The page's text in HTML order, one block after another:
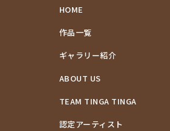
HOME
作品一覧
ギャラリー紹介
ABOUT US
TEAM TINGA TINGA
認定アーティスト